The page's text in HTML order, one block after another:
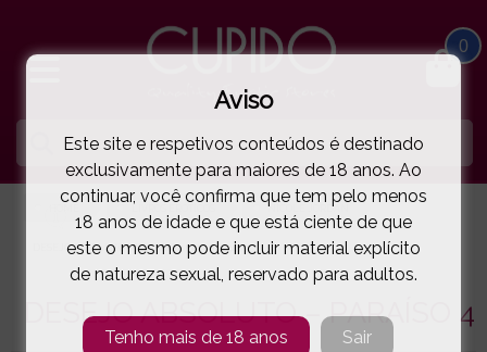
0
NICOLE JORDAN
DESEJO ABSOLUTO – PARAÍSO 4 ( 103-46334 )
DESEJO ABSOLUTO – PARAÍSO 4
Aviso
Este site e respetivos conteúdos é destinado
exclusivamente para maiores de 18 anos. Ao
continuar, você confirma que tem pelo menos
18 anos de idade e que está ciente de que
este o mesmo pode incluir material explícito
de natureza sexual, reservado para adultos.
Tenho mais de 18 anos Sair